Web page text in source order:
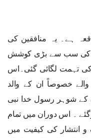
ہے۔ یہ منافقین کی
کی سب سے بڑی کوشش
تہمت لگائی گئی۔اس
خصوصاً ان کے والد
شوہر رسول خدا نبی
۔ اس دوران میں تمام
و انتشار کی کیفیت میں